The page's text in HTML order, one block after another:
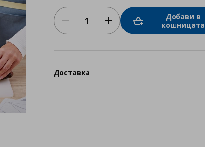
Добави в
кошницата
Доставка